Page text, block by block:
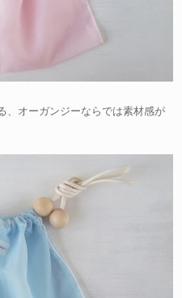
、オーガンジーならでは素材感が